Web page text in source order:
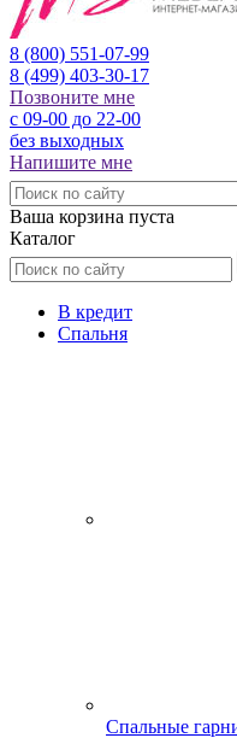
8 (800) 551-07-99
8 (499) 403-30-17
Позвоните мне
с 09-00 до 22-00
без выходных
Напишите мне
Ваша корзина пуста
Каталог
В кредит
Спальня
Спальные